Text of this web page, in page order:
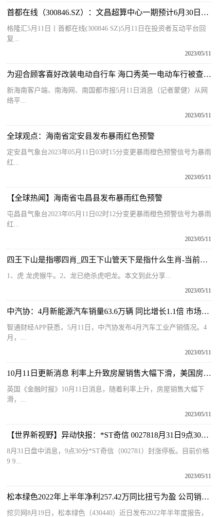
首都在线（300846.SZ）：文昌超算中心一期预计6月30日前投入使用|天天播报
格隆汇5月11日丨首都在线(300846 SZ)5月11日在投资者互动平台回
复...
2023/05/11
为迎合顾客喜好改装电动自行车 海口秀英一电动车行被查处_每日快播
新海南客户端、南海网、南国都市报5月11日消息（记者蒙健）从网
络平...
2023/05/11
全球观点：海南省定安县发布暴雨红色预警
定安县气象台2023年05月11日03时15分变更暴雨橙色预警信号为暴雨
红...
2023/05/11
【全球热闻】海南省屯昌县发布暴雨红色预警
屯昌县气象台2023年05月11日02时12分变更暴雨橙色预警信号为暴雨
红...
2023/05/11
四王下山是指哪四肖_四王下山管天下是指什么生肖-当前热门
1、虎 龙虎猴牛。2、龙已绝杀虎吧龙。本文到此分享...
2023/05/11
中汽协：4月新能源汽车销量63.6万辆 同比增长1.1倍 市场占有率达29.5% 讯息
智通财经APP获悉，5月11日，中汽协发布4月汽车工业产销情况。4
月，...
2023/05/11
10月11日更新消息 利率上升致房屋销售大幅下滑，美国房地产行业面临大规模裁员
英国《金融时报》10月11日消息，随着利率上升，房屋销售大幅下
滑，...
2023/05/11
【世界新视野】异动快报：*ST奇信 0027818月31日9点30分封涨停板
8月31日盘中消息，9点30分*ST奇信（002781）封涨停板。目前价格
9 9...
2023/05/11
松本绿色2022年上半年净利257.42万同比扭亏为盈 公司销售业务增长、产量增加
挖贝网8月19日，松本绿色（430440）近日发布2022年半年度报告，